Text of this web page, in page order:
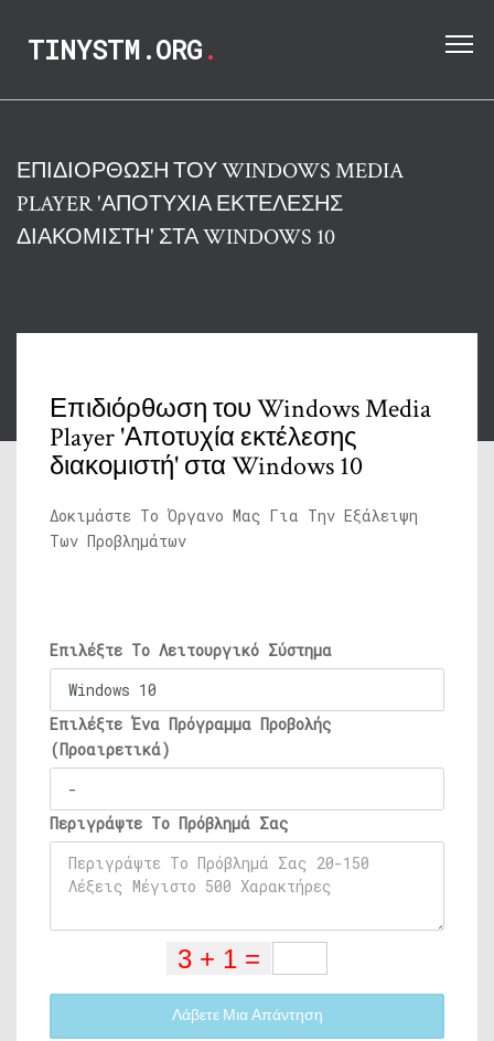
TINYSTM.ORG.
ΕΠΙΔΙΌΡΘΩΣΗ ΤΟΥ WINDOWS MEDIA
PLAYER 'ΑΠΟΤΥΧΊΑ ΕΚΤΈΛΕΣΗΣ
ΔΙΑΚΟΜΙΣΤΉ' ΣΤΑ WINDOWS 10
Επιδιόρθωση του Windows Media
Player 'Αποτυχία εκτέλεσης
διακομιστή' στα Windows 10
Δοκιμάστε Το Όργανο Μας Για Την Εξάλειψη
Των Προβλημάτων
Επιλέξτε Το Λειτουργικό Σύστημα
Επιλέξτε Ένα Πρόγραμμα Προβολής
(Προαιρετικά)
Περιγράψτε Το Πρόβλημά Σας
Λάβετε Μια Απάντηση